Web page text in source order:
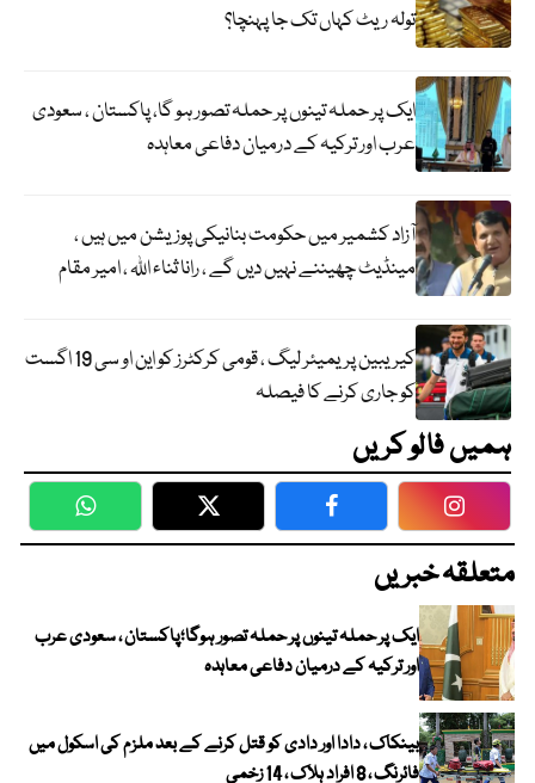
تولہ ریٹ کہاں تک جا پہنچا؟
ایک پر حملہ تینوں پر حملہ تصور ہو گا، پاکستان ، سعودی
عرب اور ترکیہ کے درمیان دفاعی معاہدہ
آزاد کشمیر میں حکومت بنانیکی پوزیشن میں ہیں ،
مینڈیٹ چھیننے نہیں دیں گے ، رانا ثناء اللہ ، امیر مقام
کیریبین پریمیئر لیگ ، قومی کرکٹرز کو این او سی 19 اگست
کو جاری کرنے کا فیصلہ
ہمیں فالو کریں
WhatsApp Twitter Facebook
متعلقہ خبریں
ایک پر حملہ تینوں پر حملہ تصور ہوگا؛پاکستان ، سعودی عرب
اور ترکیہ کے درمیان دفاعی معاہدہ
بینکاک ، دادا اور دادی کو قتل کرنے کے بعد ملزم کی اسکول میں
فائرنگ ، 8 افراد ہلاک ، 14 زخمی